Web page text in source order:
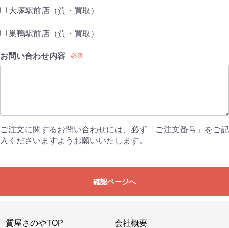
大塚駅前店（質・買取）
巣鴨駅前店（質・買取）
お問い合わせ内容 必須
ご注文に関するお問い合わせには、必ず「ご注文番号」をご記
入くださいますようお願いいたします。
確認ページへ
質屋さのやTOP
会社概要